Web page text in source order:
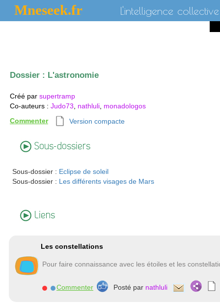
Mneseek.fr L'intelligence collective
Dossier : L'astronomie
Créé par supertramp
Co-auteurs : Judo73 nathluli monadologos
Commenter
Version compacte
Sous-dossiers
Sous-dossier : Eclipse de soleil
Sous-dossier : Les différents visages de Mars
Liens
Les constellations
Pour faire connaissance avec les étoiles et les
Commenter Posté par nathluli